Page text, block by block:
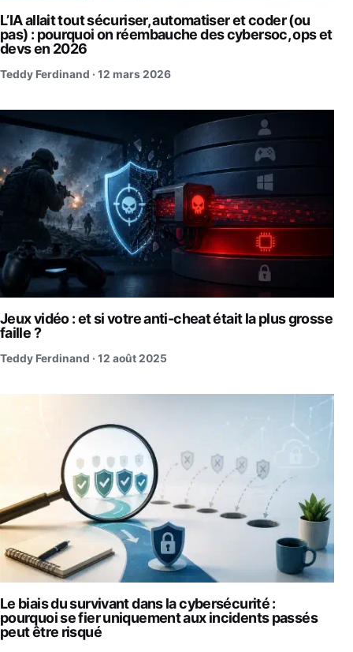
L’IA allait tout sécuriser, automatiser et coder (ou
pas) : pourquoi on réembauche des cybersoc, ops et
devs en 2026
Teddy Ferdinand · 12 mars 2026
Jeux vidéo : et si votre anti-cheat était la plus grosse
faille ?
Teddy Ferdinand · 12 août 2025
Le biais du survivant dans la cybersécurité :
pourquoi se fier uniquement aux incidents passés
peut être risqué